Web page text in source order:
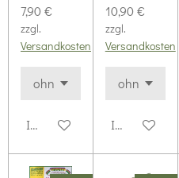
7,90 €
zzgl.
Versandkosten
In den Warenkorb
10,90 €
zzgl.
Versandkosten
In den